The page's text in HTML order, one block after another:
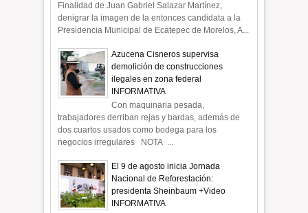
Finalidad de Juan Gabriel Salazar Martínez,
denigrar la imagen de la entonces candidata a la
Presidencia Municipal de Ecatepec de Morelos, A...
Azucena Cisneros supervisa
demolición de construcciones
ilegales en zona federal
INFORMATIVA
Con maquinaria pesada,
trabajadores derriban rejas y bardas, además de
dos cuartos usados como bodega para los
negocios irregulares NOTA ...
El 9 de agosto inicia Jornada
Nacional de Reforestación:
presidenta Sheinbaum +Video
INFORMATIVA